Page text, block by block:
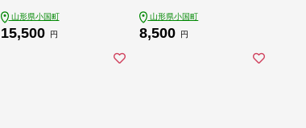
山形県小国町
15,500 円
山形県小国町
8,500 円